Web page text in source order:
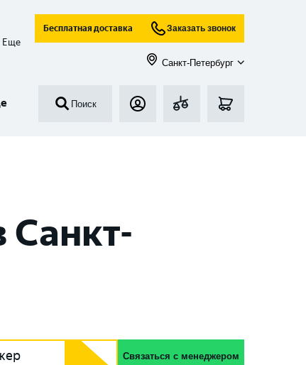
Еще
Бесплатная доставка Заказать звонок
Санкт-Петербург
Поиск
Санкт-
Связаться с менеджером